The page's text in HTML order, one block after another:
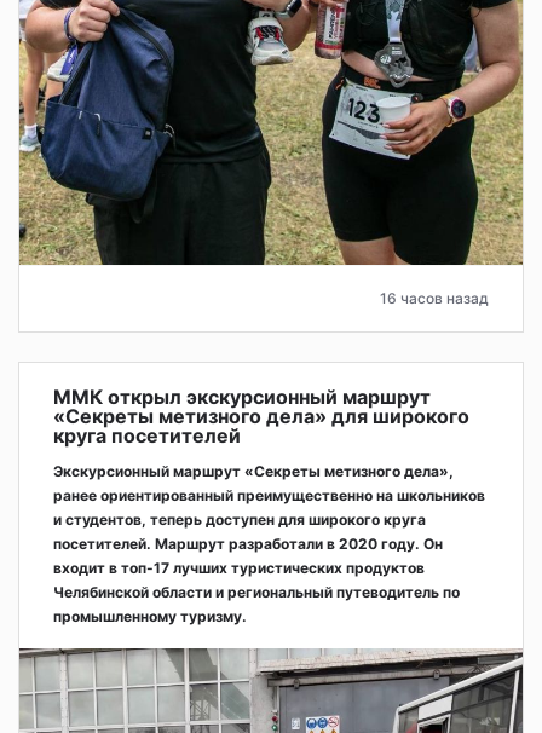
16 часов назад
ММК открыл экскурсионный маршрут
«Секреты метизного дела» для широкого
круга посетителей
Экскурсионный маршрут «Секреты метизного дела»,
ранее ориентированный преимущественно на школьников
и студентов, теперь доступен для широкого круга
посетителей. Маршрут разработали в 2020 году. Он
входит в топ-17 лучших туристических продуктов
Челябинской области и региональный путеводитель по
промышленному туризму.